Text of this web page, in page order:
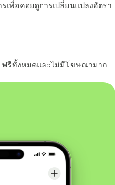
เพื่อคอยดูการเปลี่ยนแปลงอัตรา
ฟรีทั้งหมดและไม่มีโฆษณามาก